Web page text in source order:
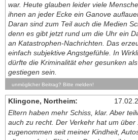
war. Heute glauben leider viele
ihnen an jeder Ecke ein Ganove
Daran sind zum Teil auch die Medien
denn es gibt jetzt rund um die Uhr ein
an Katastrophen-Nachrichten. Das
einfach subjektive Angstgefühle. In
dürfte die Kriminalität eher gesunken als
gestiegen sein.
unmöglicher Beitrag? Bitte melden!
Klingone, Northeim:
Eltern haben mehr Schiss, klar. Aber
auch zu recht. Der Verkehr hat um über
zugenommen seit meiner Kindheit,